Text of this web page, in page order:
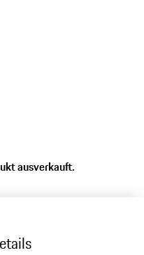
ausverkauft.